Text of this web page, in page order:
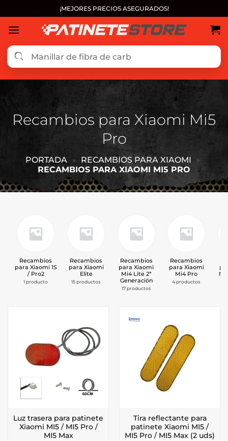
al
contenido
¡MEJORES PRECIOS ASEGURADOS!
Recambios para Xiaomi Mi5
Pro
PORTADA » RECAMBIOS PARA XIAOMI
»
RECAMBIOS PARA XIAOMI MI5 PRO
Recambios
para Xiaomi 1S
/ Pro2
1 producto
Recambios
para Xiaomi
Elite
15 productos
Recambios
para Xiaomi
Mi4 Lite 2ª
Generación
17 productos
Recambios
para Xiaomi
Mi4 Pro
4 productos
Luz trasera para patinete
Xiaomi MI5 / MI5 Pro /
MI5 Max
Tira reflectante para
patinete Xiaomi MI5 /
MI5 Pro / MI5 Max (2 uds)